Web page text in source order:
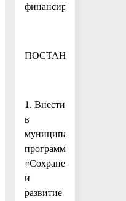
финансирования
ПОСТАНОВЛЯЮ:
1. Внести
в
муниципальную
программу
«Сохранение
и
развитие